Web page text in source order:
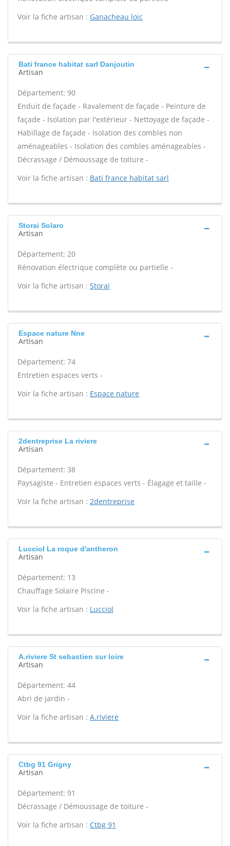
Voir la fiche artisan : Ganacheau loic
Bati france habitat sarl Danjoutin
Artisan
Département: 90
Enduit de façade - Ravalement de façade - Peinture de
façade - Isolation par l'extérieur - Nettoyage de façade -
Habillage de façade - Isolation des combles non
aménageables - Isolation des combles aménageables -
Décrassage / Démoussage de toiture -
Voir la fiche artisan : Bati france habitat sarl
Storai Solaro
Artisan
Département: 20
Rénovation électrique complète ou partielle -
Voir la fiche artisan : Storai
Espace nature Nne
Artisan
Département: 74
Entretien espaces verts -
Voir la fiche artisan : Espace nature
2dentreprise La riviere
Artisan
Département: 38
Paysagiste - Entretien espaces verts - Élagage et taille -
Voir la fiche artisan : 2dentreprise
Lucciol La roque d'antheron
Artisan
Département: 13
Chauffage Solaire Piscine -
Voir la fiche artisan : Lucciol
A.riviere St sebastien sur loire
Artisan
Département: 44
Abri de jardin -
Voir la fiche artisan : A.riviere
Ctbg 91 Grigny
Artisan
Département: 91
Décrassage / Démoussage de toiture -
Voir la fiche artisan : Ctbg 91